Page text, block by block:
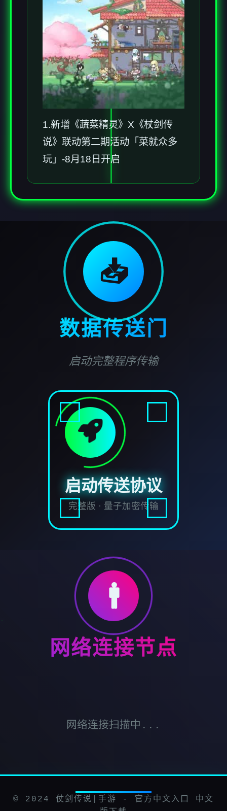
1.新增《蔬菜精灵》X《杖剑传
说》联动第二期活动「菜就众多
玩」-8月18日开启
📥
数据传送门
启动完整程序传输
启动传送协议
完整版 · 量子加密传输
🚹
网络连接节点
网络连接扫描中...
© 2024 仗剑传说|手游 - 官方中文入口 中文